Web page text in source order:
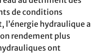
de conditions
l’énergie hydraulique a
rendement plus
ont